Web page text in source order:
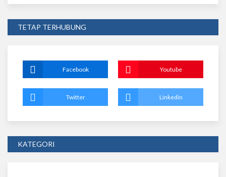
TETAP TERHUBUNG
Facebook Youtube
Twitter Linkedin
KATEGORI